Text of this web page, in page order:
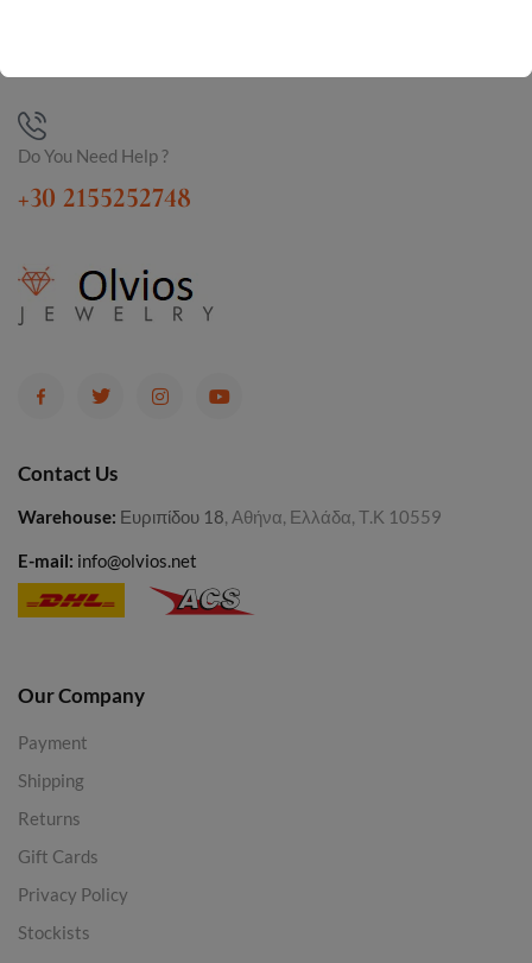
Do You Need Help ?
+30 2155252748
Contact Us
Warehouse: Ευριπίδου 18, Αθήνα, Ελλάδα, Τ.Κ 10559
E-mail: info@olvios.net
Our Company
Payment
Shipping
Returns
Gift Cards
Privacy Policy
Stockists